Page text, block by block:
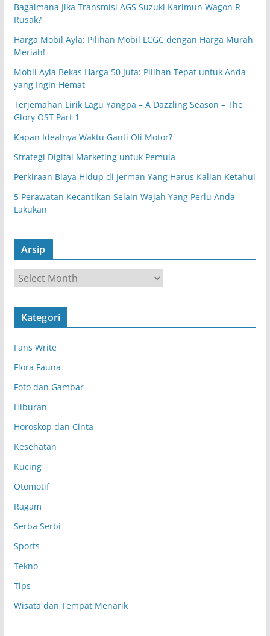
Bagaimana Jika Transmisi AGS Suzuki Karimun Wagon R
Rusak?
Harga Mobil Ayla: Pilihan Mobil LCGC dengan Harga Murah
Meriah!
Mobil Ayla Bekas Harga 50 Juta: Pilihan Tepat untuk Anda
yang Ingin Hemat
Terjemahan Lirik Lagu Yangpa – A Dazzling Season – The
Glory OST Part 1
Kapan Idealnya Waktu Ganti Oli Motor?
Strategi Digital Marketing untuk Pemula
Perkiraan Biaya Hidup di Jerman Yang Harus Kalian Ketahui
5 Perawatan Kecantikan Selain Wajah Yang Perlu Anda
Lakukan
Arsip
r
s
Kategori
Fans Write
Flora Fauna
Foto dan Gambar
Hiburan
Horoskop dan Cinta
Kesehatan
Kucing
Otomotif
Ragam
Serba Serbi
Sports
Tekno
Tips
Wisata dan Tempat Menarik